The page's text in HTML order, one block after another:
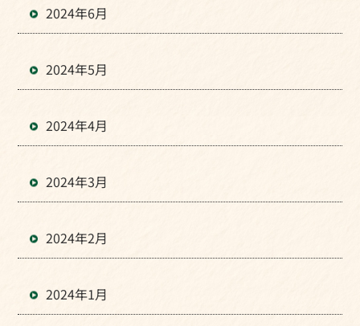
2024年6月
2024年5月
2024年4月
2024年3月
2024年2月
2024年1月